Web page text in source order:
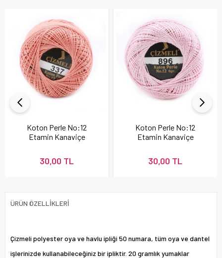
Koton Perle No:12
Etamin Kanaviçe
30,00 TL
Koton Perle No:12
Etamin Kanaviçe
30,00 TL
ÜRÜN ÖZELLIKLERI
Çizmeli polyester oya ve havlu ipliği 50 numara, tüm oya ve dantel
işlerinizde kullanabileceğiniz bir ipliktir. 20 gramlık yumaklar